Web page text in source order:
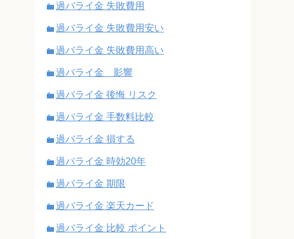
過バライ金 失敗費用
過バライ金 失敗費用安い
過バライ金 失敗費用高い
過バライ金 影響
過バライ金 後悔 リスク
過バライ金 手数料比較
過バライ金 損する
過バライ金 時効20年
過バライ金 期限
過バライ金 楽天カード
過バライ金 比較 ポイント